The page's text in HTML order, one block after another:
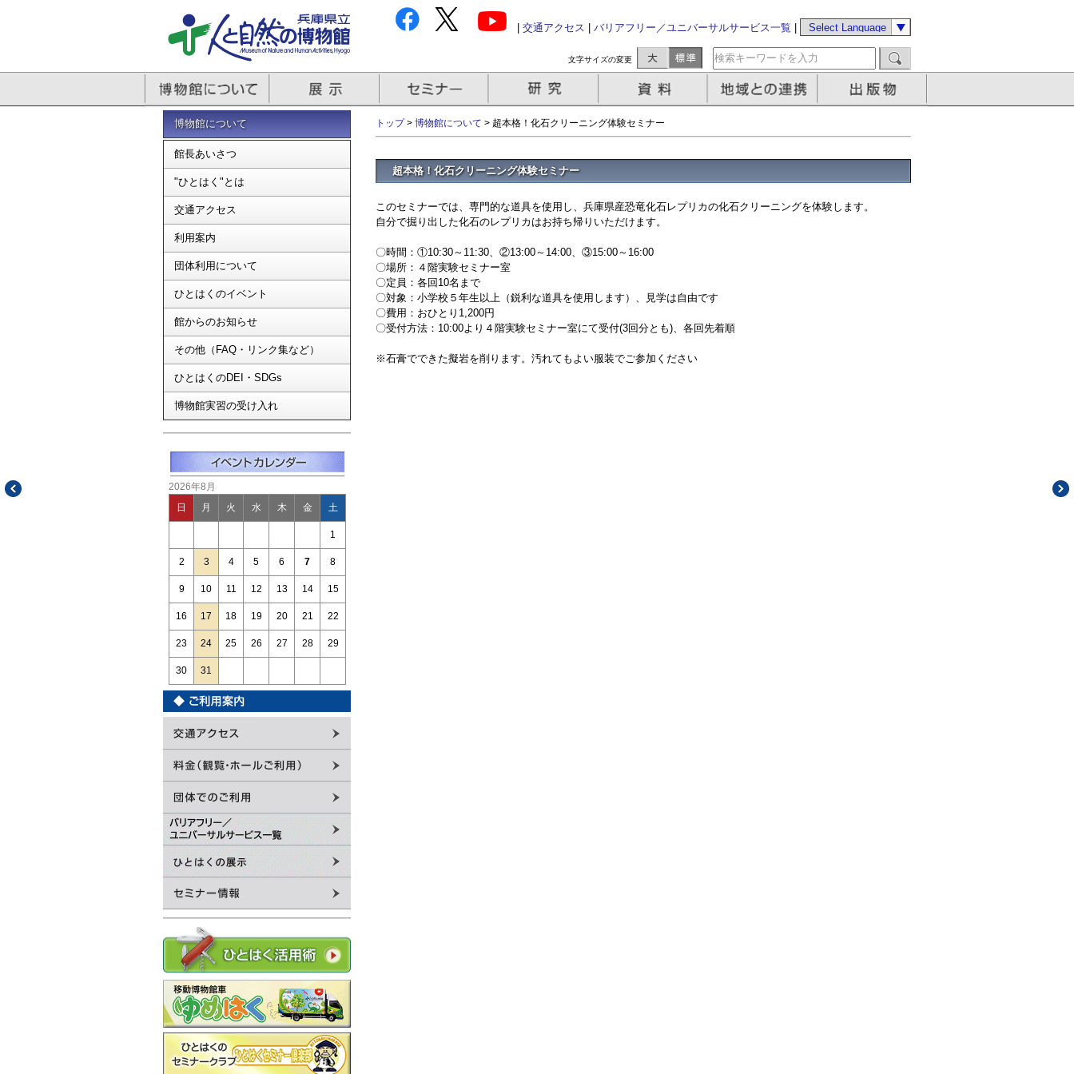
交通アクセス バリアフリー／ユニバーサルサービス一覧
文字サイズの変更
博物館について
館長あいさつ
"ひとはく"とは
交通アクセス
利用案内
団体利用について
ひとはくのイベント
館からのお知らせ
その他（FAQ・リンク集など）
ひとはくのDEI・SDGs
博物館実習の受け入れ
2026年8月
日 月 火 水 木 金 土
1
2 3 4 5 6 7 8
9 10 11 12 13 14 15
16 17 18 19 20 21 22
23 24 25 26 27 28 29
30 31
トップ> 博物館について > 超本格！化石クリーニング体験セミナー
超本格！化石クリーニング体験セミナー
このセミナーでは、専門的な道具を使用し、兵庫県産恐竜化石レプリカの化石クリーニングを体験します。
自分で掘り出した化石のレプリカはお持ち帰りいただけます。
〇時間：①10:30～11:30、②13:00～14:00、③15:00～16:00
〇場所：４階実験セミナー室
〇定員：各回10名まで
〇対象：小学校５年生以上（鋭利な道具を使用します）、見学は自由です
〇費用：おひとり1,200円
〇受付方法：10:00より４階実験セミナー室にて受付(3回分とも)、各回先着順
※石膏でできた擬岩を削ります。汚れてもよい服装でご参加ください